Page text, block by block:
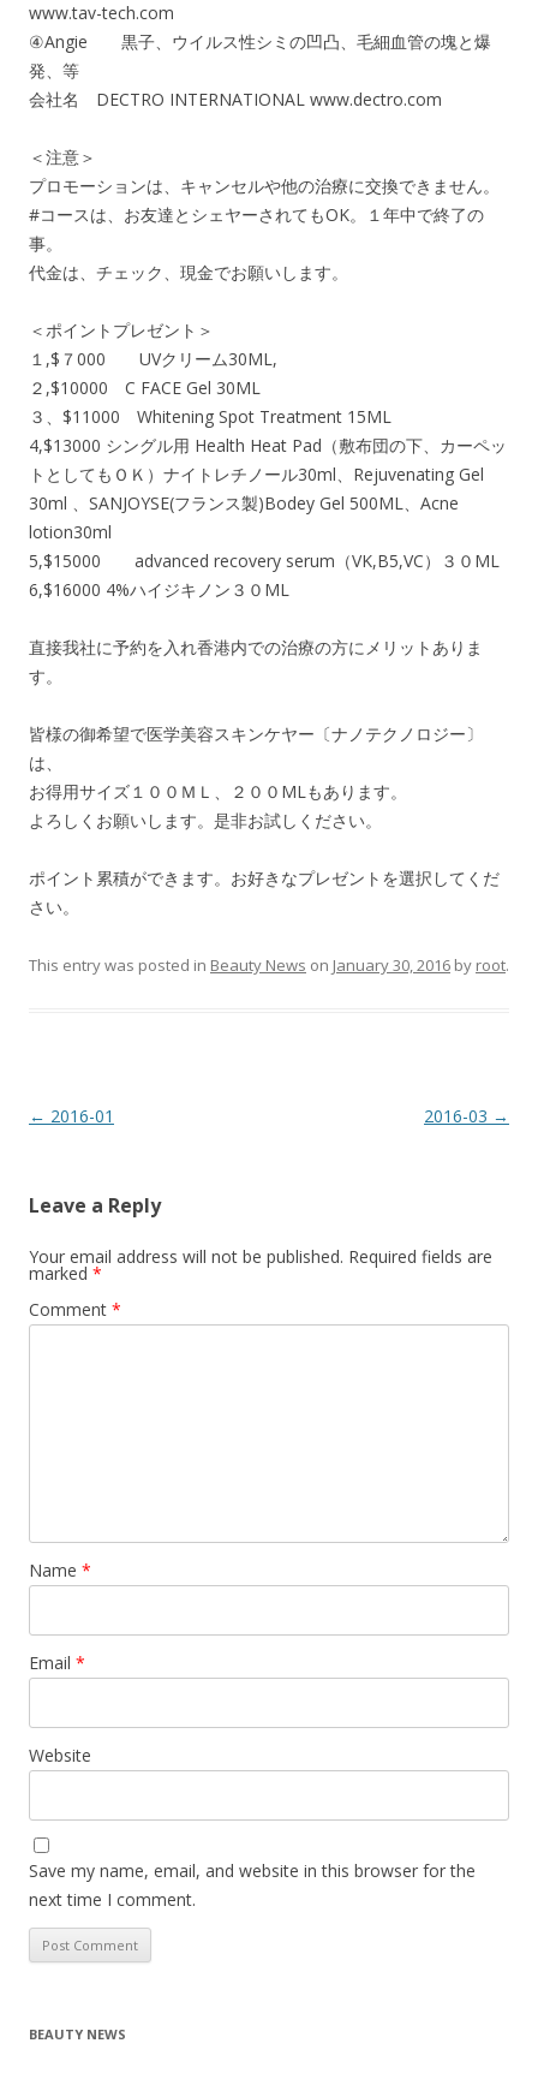
www.tav-tech.com
④Angie 黒子、ウイルス性シミの凹凸、毛細血管の塊と爆
発、等
会社名 DECTRO INTERNATIONAL www.dectro.com
＜注意＞
プロモーションは、キャンセルや他の治療に交換できません。
#コースは、お友達とシェヤーされてもOK。１年中で終了の
事。
代金は、チェック、現金でお願いします。
＜ポイントプレゼント＞
１,$７000 UVクリーム30ML,
２,$10000 C FACE Gel 30ML
３、$11000 Whitening Spot Treatment 15ML
4,$13000 シングル用 Health Heat Pad（敷布団の下、カーペッ
トとしてもＯＫ）ナイトレチノール30ml、Rejuvenating Gel
30ml 、SANJOYSE(フランス製)Bodey Gel 500ML、Acne
lotion30ml
5,$15000 advanced recovery serum（VK,B5,VC）３０ML
6,$16000 4%ハイジキノン３０ML
直接我社に予約を入れ香港内での治療の方にメリットありま
す。
皆様の御希望で医学美容スキンケヤー〔ナノテクノロジー〕
は、
お得用サイズ１００ＭＬ、２００MLもあります。
よろしくお願いします。是非お試しください。
ポイント累積ができます。お好きなプレゼントを選択してくだ
さい。
This entry was posted in Beauty News on January 30, 2016 by root.
Post
← 2016-01 2016-03 →
Leave a Reply
Your email address will not be published. Required fields are
marked *
Comment *
Name *
Email *
Website
Save my name, email, and website in this browser for the
next time I comment.
BEAUTY NEWS